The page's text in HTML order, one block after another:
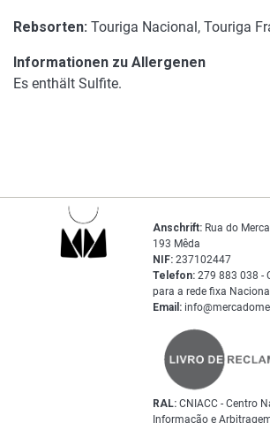
Rebsorten: Touriga Nacional, Touriga
Informationen zu Allergenen
Es enthält Sulfite.
Anschrift: Rua do
193 Mêda
NIF: 237102447
Telefon: 279 883 038 -
para a rede fixa Nacional
Email:
RAL: CNIACC - Centro
Informação e